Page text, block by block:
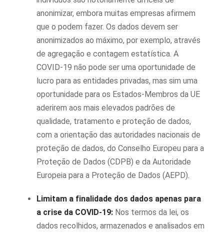
anonimizar, embora muitas empresas afirmem
que o podem fazer. Os dados devem ser
anonimizados ao máximo, por exemplo, através
de agregação e contagem estatística. A
COVID-19 não pode ser uma oportunidade de
lucro para as entidades privadas, mas sim uma
oportunidade para os Estados-Membros da UE
aderirem aos mais elevados padrões de
qualidade, tratamento e proteção de dados,
com a orientação das autoridades nacionais de
proteção de dados, do Conselho Europeu para a
Proteção de Dados (CDPB) e da Autoridade
Europeia para a Proteção de Dados (AEPD).
Limitam a finalidade dos dados apenas para
a crise da COVID-19: Nos termos da lei, os
dados recolhidos, armazenados e analisados em